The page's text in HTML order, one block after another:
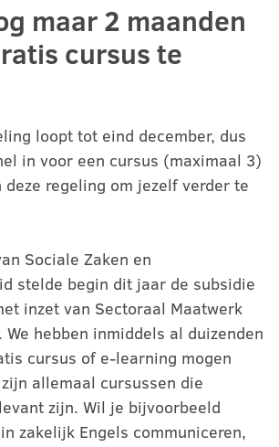
maar 2 maanden
cursus te
loopt tot eind december, dus
in voor een cursus (maximaal 3)
regeling om jezelf verder te
Sociale Zaken en
stelde begin dit jaar de subsidie
inzet van Sectoraal Maatwerk
hebben inmiddels al duizenden
cursus of e-learning mogen
allemaal cursussen die
zijn. Wil je bijvoorbeeld
zakelijk Engels communiceren,